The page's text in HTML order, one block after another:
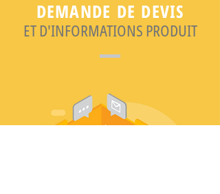
DEMANDE DE DEVIS
ET D'INFORMATIONS PRODUIT